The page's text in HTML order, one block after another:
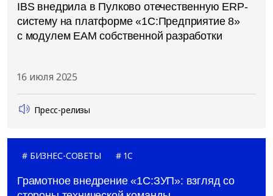
IBS внедрила в Пулково отечественную ERP-
систему на платформе «1С:Предприятие 8»
с модулем EAM собственной разработки
16 июля 2025
Пресс-релизы
БИЗНЕС-СОВЕТЫ 1C
Грамотное внедрение «1С:ЗУП»: взгляд со